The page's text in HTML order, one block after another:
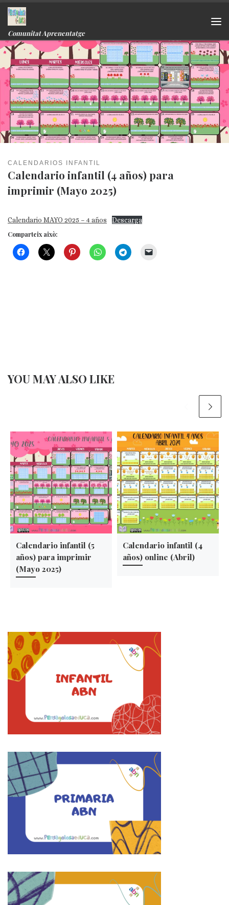
Skip to content
Comunitat Aprenentatge
CALENDARIOS INFANTIL
Calendario infantil (4 años) para
imprimir (Mayo 2025)
Calendario MAYO 2025 – 4 años
Descarga
Comparteix això:
YOU MAY ALSO LIKE
Calendario infantil (5
años) para imprimir
(Mayo 2025)
Calendario infantil (4
años) online (Abril)